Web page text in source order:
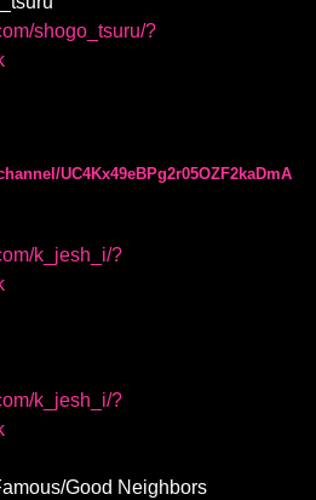
shogo_tsuru/?
UC4Kx49eBPg2r05OZF2kaDmA
k_jesh_i/?
k_jesh_i/?
Good Neighbors